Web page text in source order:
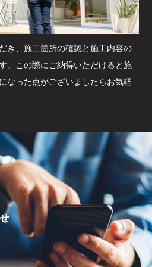
き、施工箇所の確認と施工内容の
。この際にご納得いただけると施
なった点がございましたらお気軽